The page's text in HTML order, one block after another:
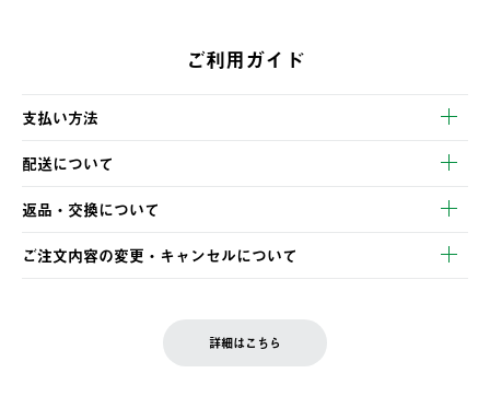
ご利用ガイド
支払い方法
以下のいずれかの方法でお支払いいただけます。
・クレジットカード決済
・コンビニ決済
・Pay-easy決済
配送について
【発送スケジュール】
ご注文・ご入金完了より2営業日以内に商品を発送いたします。
土日祝の発送はございませんので、木曜日以降のご注文は週明け
の発送となる場合がございます。
返品・交換について
※お客様都合の場合
お客様都合の返品にかかる送料は、お客様ご負担とさせていただ
ご注文内容の変更・キャンセルについて
LOGOS FAMILY会員の方は、会員マイページ内 購入履歴画面に
詳細はこちら